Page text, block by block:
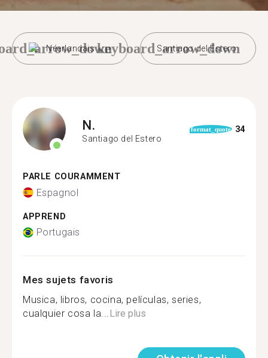
Néerlandais Santiago del Estero
keyboard_arrow_down
N.
Santiago del Estero
format_quote 34
PARLE COURAMMENT
Espagnol
APPREND
Portugais
Mes sujets favoris
Musica, libros, cocina, películas, series,
cualquier cosa la...Lire plus